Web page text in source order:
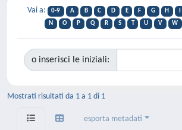
Vai a: 0-9 A B C D E F G H
N
O P Q R S T U V W
o inserisci le iniziali:
Mostrati risultati da 1 a 1 di 1
esporta metadati